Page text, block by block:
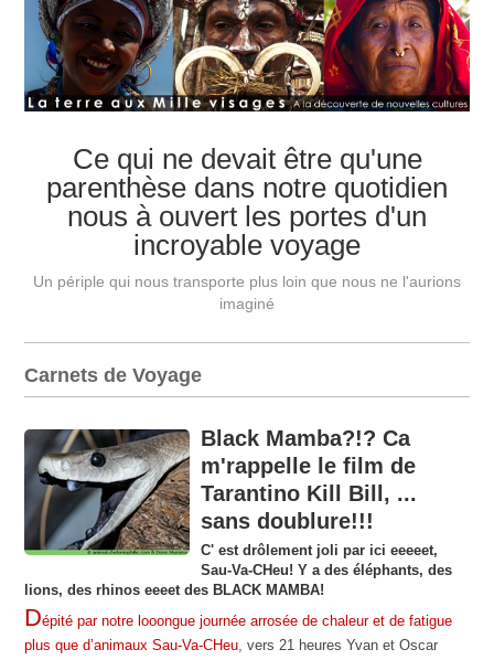
Actualités
Plus
Ce qui ne devait être qu'une
parenthèse dans notre quotidien
nous à ouvert les portes d'un
incroyable voyage
Un périple qui nous transporte plus loin que nous ne l'aurions
imaginé
Carnets de Voyage
Black Mamba?!? Ca
m'rappelle le film de
Tarantino Kill Bill, ...
sans doublure!!!
C' est drôlement joli par ici eeeeet,
Sau-Va-CHeu! Y a des éléphants, des
lions, des rhinos eeeet des BLACK MAMBA!
Dépité par notre looongue journée arrosée de chaleur et de fatigue
plus que d’animaux Sau-Va-CHeu, vers 21 heures Yvan et Oscar